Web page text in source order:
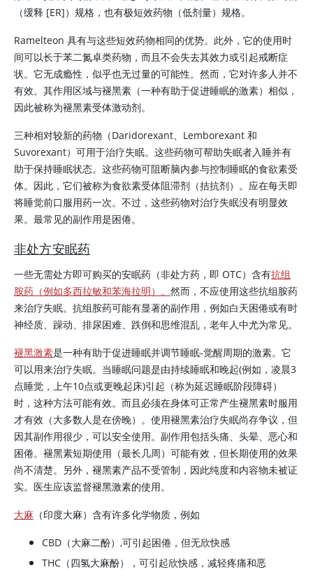
（缓释 [ER]）规格，也有极短效药物（低剂量）规格。
Ramelteon 具有与这些短效药物相同的优势。此外，它的使用时
间可以长于苯二氮卓类药物，而且不会失去其效力或引起戒断症
状。它无成瘾性，似乎也无过量的可能性。然而，它对许多人并不
有效。其作用区域与褪黑素（一种有助于促进睡眠的激素）相似，
因此被称为褪黑素受体激动剂。
三种相对较新的药物（Daridorexant、Lemborexant 和
Suvorexant）可用于治疗失眠。这些药物可帮助失眠者入睡并有
助于保持睡眠状态。这些药物可阻断脑内参与控制睡眠的食欲素受
体。因此，它们被称为食欲素受体阻滞剂（拮抗剂）。应在每天即
将睡觉前口服用药一次。不过，这些药物对治疗失眠没有明显效
果。最常见的副作用是困倦。
非处方安眠药
一些无需处方即可购买的安眠药（非处方药，即 OTC）含有抗组
胺药（例如多西拉敏和苯海拉明）。 然而，不应使用这些抗组胺药
来治疗失眠。抗组胺药可能有显著的副作用，例如白天困倦或有时
神经质、躁动、排尿困难、跌倒和思维混乱，老年人中尤为常见。
褪黑激素是一种有助于促进睡眠并调节睡眠-觉醒周期的激素。它
可以用来治疗失眠。当睡眠问题是由持续睡眠和晚起(例如，凌晨3
点睡觉，上午10点或更晚起床)引起（称为延迟睡眠阶段障碍）
时，这种方法可能有效。而且必须在身体可正常产生褪黑素时服用
才有效（大多数人是在傍晚）。使用褪黑素治疗失眠尚存争议，但
因其副作用很少，可以安全使用。副作用包括头痛、头晕、恶心和
困倦。褪黑素短期使用（最长几周）可能有效，但长期使用的效果
尚不清楚。另外，褪黑素产品不受管制，因此纯度和内容物未被证
实。医生应该监督褪黑激素的使用。
大麻 （印度大麻）含有许多化学物质，例如
CBD（大麻二酚）,可引起困倦，但无欣快感
THC（四氢大麻酚），可引起欣快感，减轻疼痛和恶